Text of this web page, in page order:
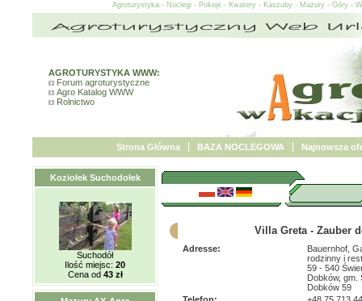
Agroturystyka - Noclegi - Pokoje - Kwatery - Kaszuby - Mazury - Góry -
AGROTURYSTYKA WWW:
Forum agroturystyczne
Agro Katalog WWW
Rolnictwo
Strona Główna BAZA NOCLEGOWA Najnowsza
Koziołek Suchodołek
Suchodół
Ilość miejsc: 20
Cena od 43 zł
Villa Greta - Zauber
Adresse:
Bauernhof,
rodzinny i
59 - 540
Dobków, gm.
Dobków 59